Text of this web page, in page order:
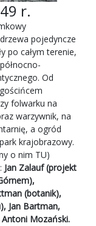
r.
pojedyncze
po całym terenie,
Od
folwarku na
warzywnik, na
a ogród
krajobrazowy.
o nim TU)
Jan Zalauf (projekt
(botanik),
Jan Bartman,
Mozański.